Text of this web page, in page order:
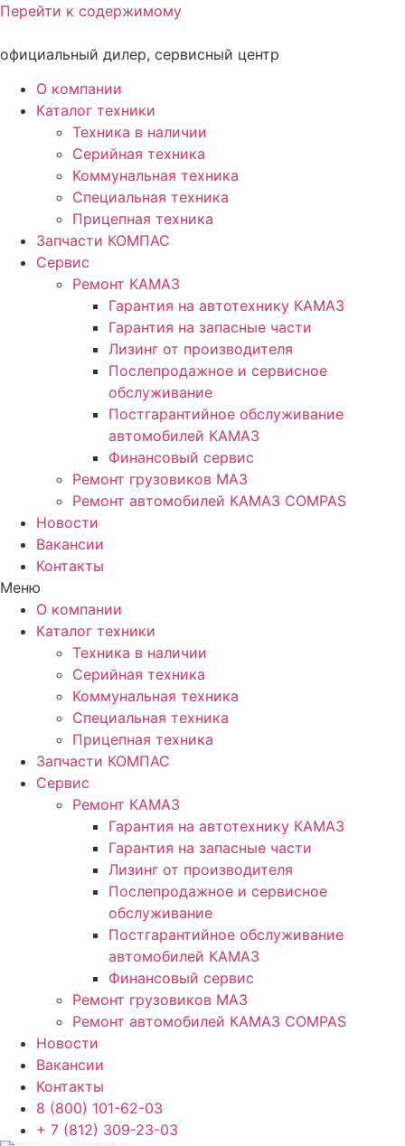
Перейти к содержимому
официальный дилер, сервисный центр
О компании
Каталог техники
Техника в наличии
Серийная техника
Коммунальная техника
Специальная техника
Прицепная техника
Запчасти КОМПАС
Сервис
Ремонт КАМАЗ
Гарантия на автотехнику КАМАЗ
Гарантия на запасные части
Лизинг от производителя
Послепродажное и сервисное
обслуживание
Постгарантийное обслуживание
автомобилей КАМАЗ
Финансовый сервис
Ремонт грузовиков МАЗ
Ремонт автомобилей КАМАЗ COMPAS
Новости
Вакансии
Контакты
Меню
О компании
Каталог техники
Техника в наличии
Серийная техника
Коммунальная техника
Специальная техника
Прицепная техника
Запчасти КОМПАС
Сервис
Ремонт КАМАЗ
Гарантия на автотехнику КАМАЗ
Гарантия на запасные части
Лизинг от производителя
Послепродажное и сервисное
обслуживание
Постгарантийное обслуживание
автомобилей КАМАЗ
Финансовый сервис
Ремонт грузовиков МАЗ
Ремонт автомобилей КАМАЗ COMPAS
Новости
Вакансии
Контакты
8 (800) 101-62-03
+ 7 (812) 309-23-03